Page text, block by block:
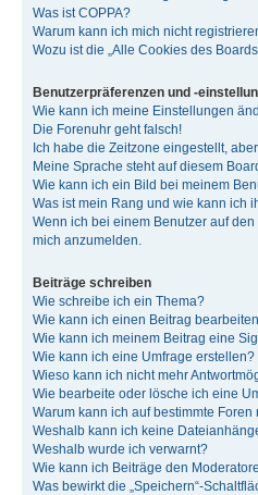
Was ist COPPA?
Warum kann ich mich nicht
Wozu ist die „Alle Cookies des
Benutzerpräferenzen und -
Wie kann ich meine Einstellungen
Die Forenuhr geht falsch!
Ich habe die Zeitzone eingestellt,
Meine Sprache steht auf diesem
Wie kann ich ein Bild bei meinem
Was ist mein Rang und wie kann ich
Wenn ich bei einem Benutzer auf
mich anzumelden.
Beiträge schreiben
Wie schreibe ich ein Thema?
Wie kann ich einen Beitrag
Wie kann ich meinem Beitrag eine
Wie kann ich eine Umfrage erstellen?
Wieso kann ich nicht mehr
Wie bearbeite oder lösche ich eine
Warum kann ich auf bestimmte Foren
Weshalb kann ich keine
Weshalb wurde ich verwarnt?
Wie kann ich Beiträge den
Was bewirkt die „Speichern“-